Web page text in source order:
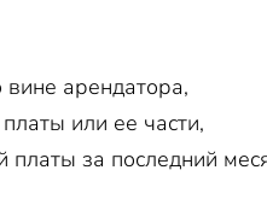
арендатора,
или ее части,
платы за последний